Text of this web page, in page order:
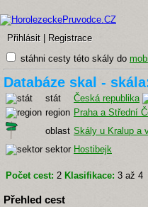
Přihlásit Registrace
stáhni cesty této skály do
Databáze skal -
stát
Česká republika
region Praha a Střední
oblast Skály u Kralup a
sektor Hostibejk
Počet cest: 2 Klasifikace: 3 až 4
Přehled cest